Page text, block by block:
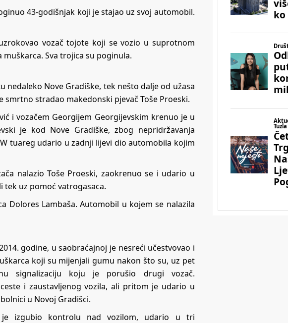
43-godišnjak koji je stajao uz svoj automobil.
vozač tojote koji se vozio u suprotnom
Sva trojica su poginula.
Nove Gradiške, tek nešto dalje od užasa
stradao makedonski pjevač Toše Proeski.
i vozačem Georgijem Georgijevskim krenuo je u
je kod Nove Gradiške, zbog nepridržavanja
tuareg udario u zadnji lijevi dio automobila kojim
nalazio Toše Proeski, zaokrenuo se i udario u
tek uz pomoć vatrogasaca.
Dolores Lambaša. Automobil u kojem se nalazila
godine, u saobraćajnoj je nesreći učestvovao i
koji su mijenjali gumu nakon što su, uz pet
signalizaciju koju je porušio drugi vozač.
i zaustavljenog vozila, ali pritom je udario u
u Novoj Gradišci.
izgubio kontrolu nad vozilom, udario u tri